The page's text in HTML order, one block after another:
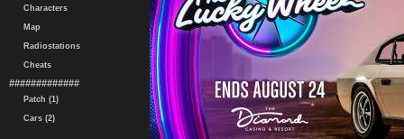
Characters
Map
Radiostations
Cheats
#############
Patch (1)
Cars (2)